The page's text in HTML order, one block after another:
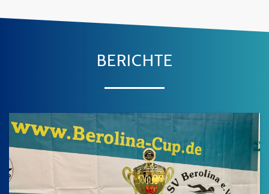
BERICHTE